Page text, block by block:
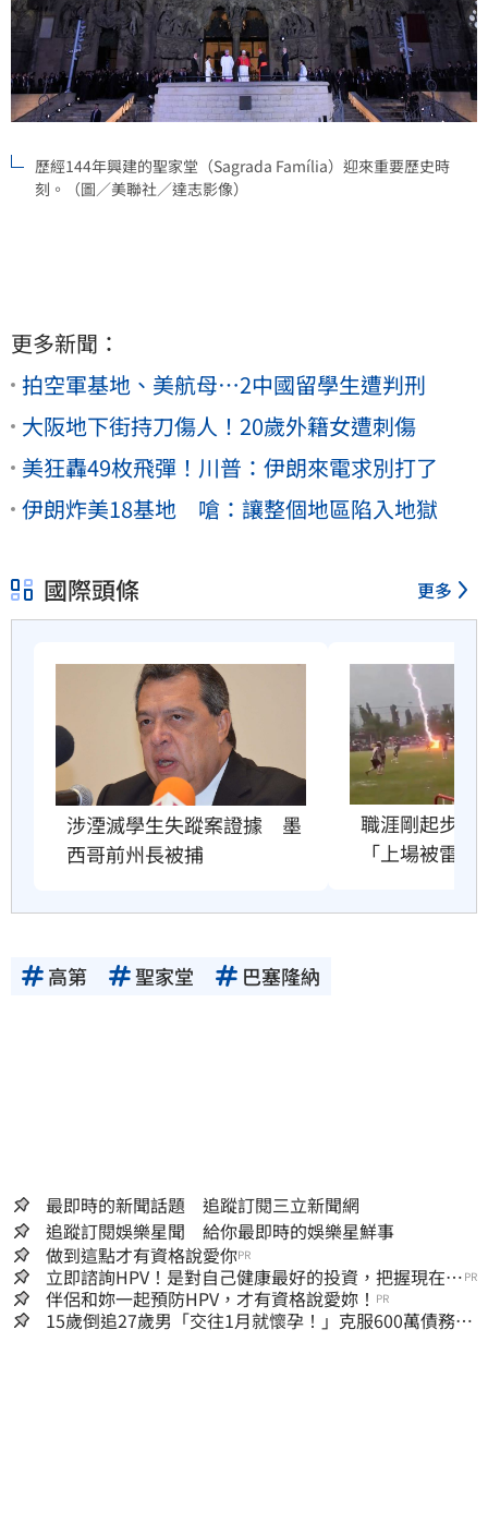
歷經144年興建的聖家堂（Sagrada Família）迎來重要歷史時
刻。（圖／美聯社／達志影像）
更多新聞：
拍空軍基地、美航母…2中國留學生遭判刑
大阪地下街持刀傷人！20歲外籍女遭刺傷
美狂轟49枚飛彈！川普：伊朗來電求別打了
伊朗炸美18基地 嗆：讓整個地區陷入地獄
國際頭條 更多
涉湮滅學生失蹤案證據　墨
西哥前州長被捕
職涯剛起步　
「上場被雷劈
高第 聖家堂 巴塞隆納
最即時的新聞話題 追蹤訂閱三立新聞網
追蹤訂閱娛樂星聞 給你最即時的娛樂星鮮事
做到這點才有資格說愛你PR
立即諮詢HPV！是對自己健康最好的投資，把握現在不
嫌晚！
PR
伴侶和妳一起預防HPV，才有資格說愛妳！ PR
15歲倒追27歲男「交往1月就懷孕！」克服600萬債務